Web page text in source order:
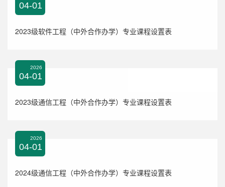
04-01
2023级软件工程（中外合作办学）专业课程设置表
2026
04-01
2023级通信工程（中外合作办学）专业课程设置表
2026
04-01
2024级通信工程（中外合作办学）专业课程设置表